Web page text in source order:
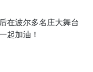
在波尔多名庄大舞台
起加油！